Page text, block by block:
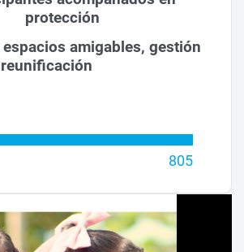
protección
amigables, gestión
y reunificación
805